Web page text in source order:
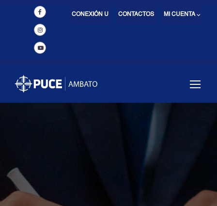
MI CUENTA ⌵
CONTACTOS
CONEXIÓN U